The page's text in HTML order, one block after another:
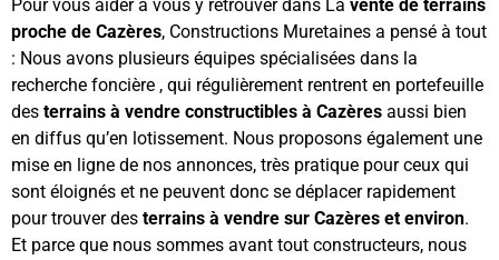
Pour vous aider à vous y retrouver dans La vente de terrains
proche de Cazères, Constructions Muretaines a pensé à tout
: Nous avons plusieurs équipes spécialisées dans la
recherche foncière , qui régulièrement rentrent en portefeuille
des terrains à vendre constructibles à Cazères aussi bien
en diffus qu’en lotissement. Nous proposons également une
mise en ligne de nos annonces, très pratique pour ceux qui
sont éloignés et ne peuvent donc se déplacer rapidement
pour trouver des terrains à vendre sur Cazères et environ.
Et parce que nous sommes avant tout constructeurs, nous